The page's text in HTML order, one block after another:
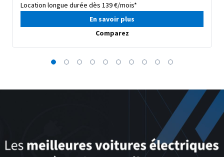
Location longue durée dès 139 €/mois*
En savoir plus
Comparez